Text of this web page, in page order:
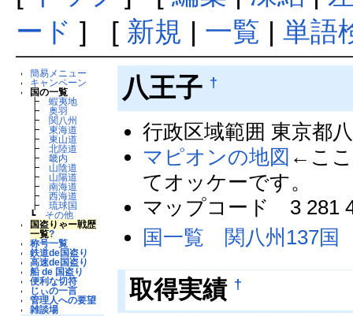
ード ] [ 新規 | 一覧 | 単語
簡易メニュー
キャンペーン
国の一覧
┣蝦夷地
┣奥羽
┣ 関八州
┣東海道
┣東山道
┣北陸道
┣畿内
┣ 山陰道
┣ 山陽道
┣南海道
┣西海道
┣琉球国
┗ その他
国盗りゃー戦歴
一覧?
称号一覧
鉄道de国盗り
高速de国盗り
船 de 国盗り
便利な切符
じぃの一言
管理人への要望
雑談場
八王子 †
行政区域範囲 東京都
マピオンの地図 ←こ
てオッケーです。
マップコード 3 281
国一覧 関八州137国
取得実績 †